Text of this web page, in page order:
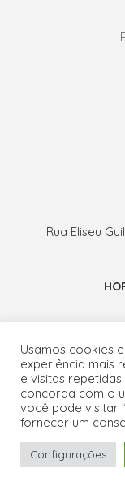
Rua Eliseu
Usamos cookies
experiência mais
e visitas
concorda com o
você pode visitar
fornecer um
Configurações